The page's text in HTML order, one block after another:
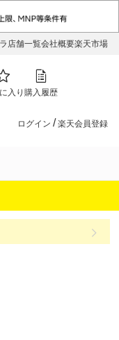
店舗一覧会社概要楽天市場
入り 購入履歴
ログイン / 楽天会員登録